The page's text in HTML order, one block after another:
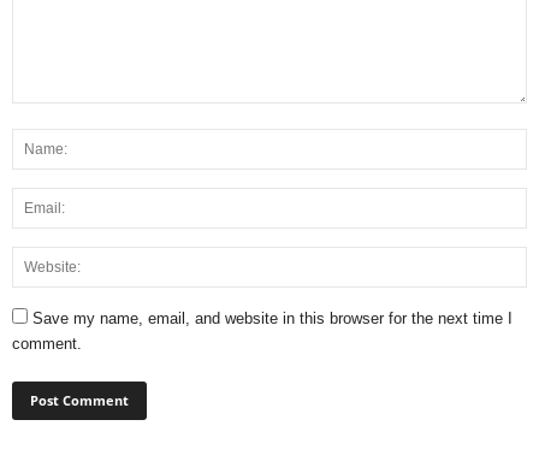
Save my name, email, and website in this browser for the next time I
comment.